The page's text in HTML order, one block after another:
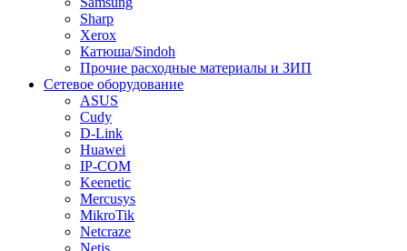
Sharp
Xerox
Катюша/Sindoh
Прочие расходные материалы и ЗИП
Сетевое оборудование
ASUS
Cudy
D-Link
Huawei
IP-COM
Keenetic
Mercusys
MikroTik
Netcraze
Netis